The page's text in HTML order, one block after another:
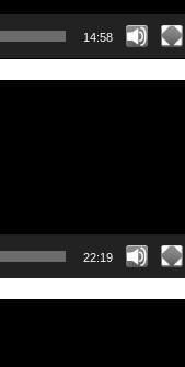
14:58
22:19